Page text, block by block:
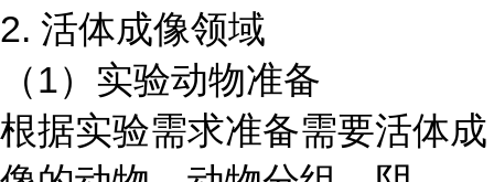
2. 活体成像领域
（1）实验动物准备
根据实验需求准备需要活体成